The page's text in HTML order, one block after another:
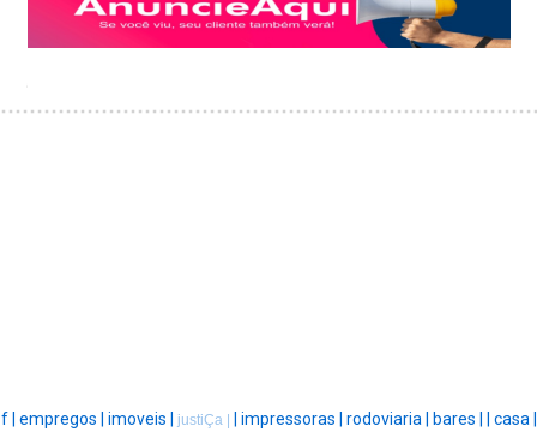
f | empregos | imoveis | justiÇa | | impressoras | rodoviaria | bares | | casa |